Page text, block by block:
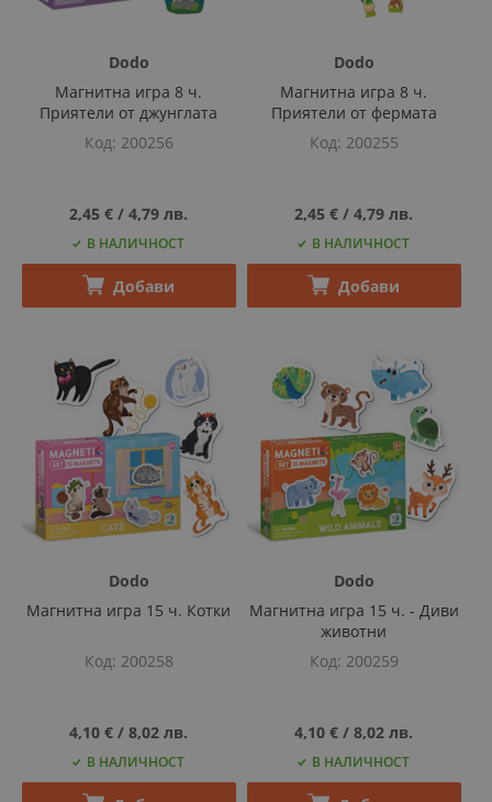
Dodo
Магнитна игра 8 ч.
Приятели от джунглата
Код 200256
2,45 € ‎/‎ 4,79 лв.
В НАЛИЧНОСТ
Добави
Dodo
Магнитна игра 8 ч.
Приятели от фермата
Код 200255
2,45 € ‎/‎ 4,79 лв.
В НАЛИЧНОСТ
Добави
Dodo
Магнитна игра 15 ч. Котки
Код 200258
4,10 € ‎/‎ 8,02 лв.
В НАЛИЧНОСТ
Dodo
Магнитна игра 15 ч. - Диви
животни
Код 200259
4,10 € ‎/‎ 8,02 лв.
В НАЛИЧНОСТ